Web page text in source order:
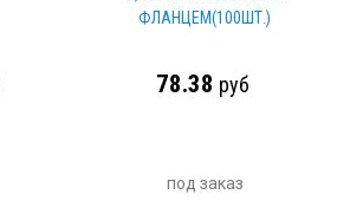
ФЛАНЦЕМ(100ШТ.)
78.38 руб
под заказ